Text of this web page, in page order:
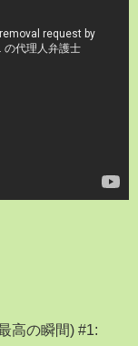
高の瞬間) #1: